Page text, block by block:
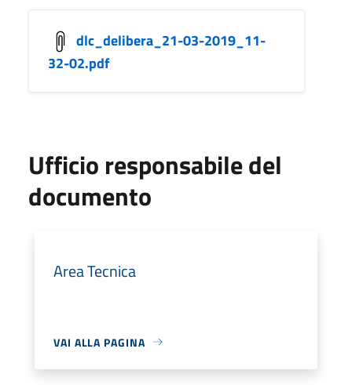
dlc_delibera_21-03-2019_11-
32-02.pdf
Ufficio responsabile del
documento
Area Tecnica
VAI ALLA PAGINA